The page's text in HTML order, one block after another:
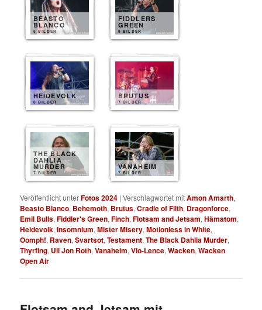
BEASTO
BLANCO
8 BILDER
FIDDLERS
GREEN
8 BILDER
HEIDEVOLK
8 BILDER
BRUTUS
7 BILDER
THE BLACK
DAHLIA
MURDER
7 BILDER
VANAHEIM
7 BILDER
Veröffentlicht unterFotos 2024 |Verschlagwortet mitAmon Amarth,
Beasto Blanco, Behemoth, Brutus,Cradle of Filth, Dragonforce,
Emil Bulls,Fiddler's Green,Finch,Flotsam and Jetsam,Hämatom,
Heidevolk,Insomnium,Mister Misery,Motionless in White,
Oomph!, Raven,Svartsot,Testament,The Black Dahlia Murder,
Thyrfing, Uli Jon Roth,Vanaheim,Vio-Lence,Wacken,Wacken
Open Air